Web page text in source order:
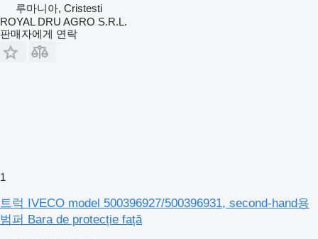
루마니아, Cristesti
ROYAL DRU AGRO S.R.L.
판매자에게 연락
1
트럭 IVECO model 500396927/500396931, second-hand용
범퍼 Bara de protecție față